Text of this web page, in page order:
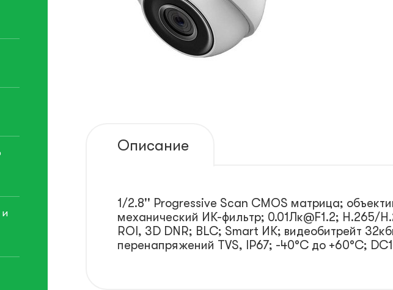
и
Описание
1/2.8'' Progressive Scan CMOS матрица;
механический ИК-фильтр; 0.01Лк@F1.2; H.265/
ROI, 3D DNR; BLC; Smart ИК; видеобитрейт
перенапряжений TVS, IP67; -40°C до +60°C;